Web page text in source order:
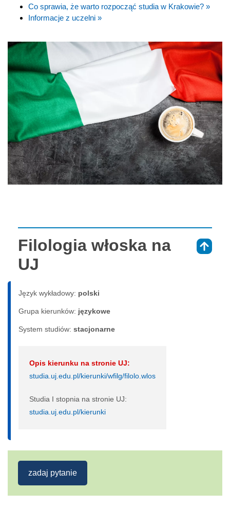
Co sprawia, że warto rozpocząć studia w Krakowie? »
Informacje z uczelni »
Filologia włoska na
UJ
Język wykładowy: polski
Grupa kierunków: językowe
System studiów: sta­cjo­nar­ne
Opis kierunku na stronie UJ:
studia.uj.edu.pl/kierunki/wfilg/filolo.wlos
Studia I stopnia na stronie UJ:
studia.uj.edu.pl/kierunki
zadaj pytanie